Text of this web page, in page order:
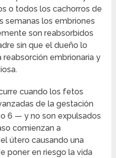
o todos los cachorros de
semanas los embriones
son reabsorbidos
sin que el dueño lo
embrionaria y
cuando los fetos
de la gestación
6 — y no son expulsados
comienzan a
útero causando una
poner en riesgo la vida